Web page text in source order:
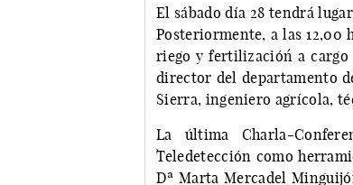
El sábado día 28 tendrá
Posteriormente, a las 12,00
riego y fertilización´ a
director del departamento
Sierra, ingeniero agrícola,
La última Charla-
`Teledetección como
Dª Marta Mercadel